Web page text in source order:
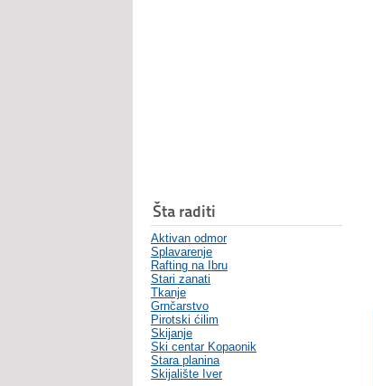
Šta raditi
Aktivan odmor
Splavarenje
Rafting na Ibru
Stari zanati
Tkanje
Grnčarstvo
Pirotski ćilim
Skijanje
Ski centar Kopaonik
Stara planina
Skijalište Iver